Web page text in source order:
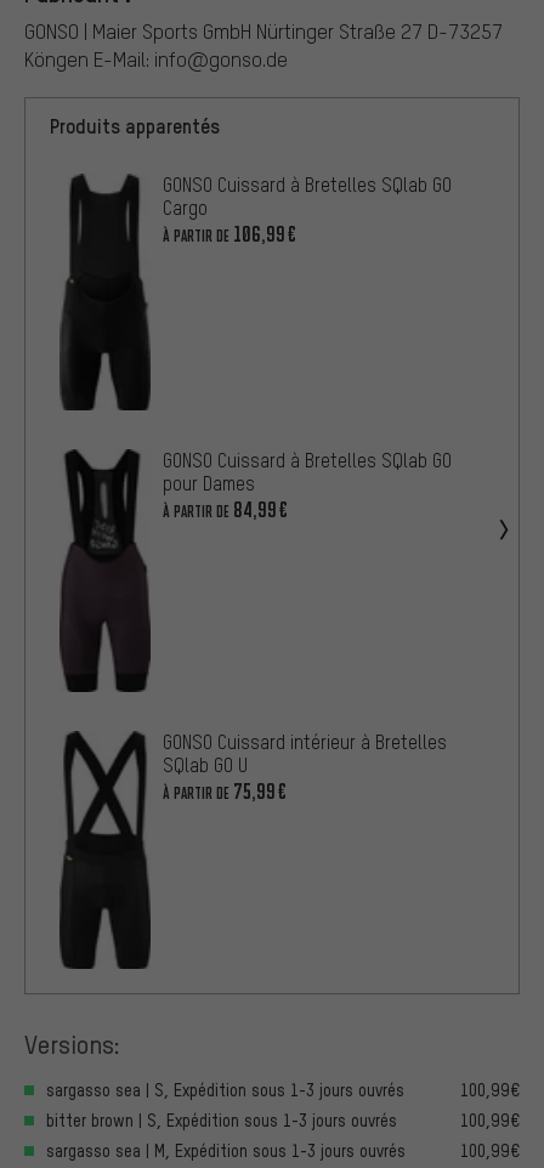
GONSO | Maier Sports GmbH Nürtinger Straße 27 D-73257
Köngen E-Mail: info@gonso.de
Produits apparentés
GONSO Cuissard à Bretelles SQlab GO
Cargo
À PARTIR DE 106,99€
GONSO Cuissard à Bretelles SQlab GO
pour Dames
À PARTIR DE 84,99€
GONSO Cuissard intérieur à Bretelles
SQlab GO U
À PARTIR DE 75,99€
Versions:
sargasso sea | S, Expédition sous 1-3 jours ouvrés
100,99€
bitter brown | S, Expédition sous 1-3 jours ouvrés
100,99€
sargasso sea | M, Expédition sous 1-3 jours ouvrés
100,99€